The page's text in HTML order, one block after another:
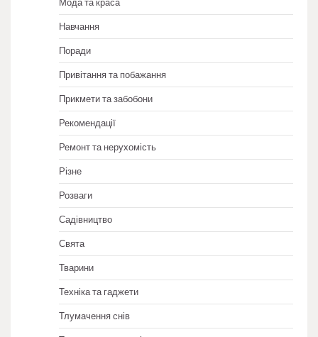
Мода та краса
Навчання
Поради
Привітання та побажання
Прикмети та забобони
Рекомендації
Ремонт та нерухомість
Різне
Розваги
Садівництво
Свята
Тварини
Техніка та гаджети
Тлумачення снів